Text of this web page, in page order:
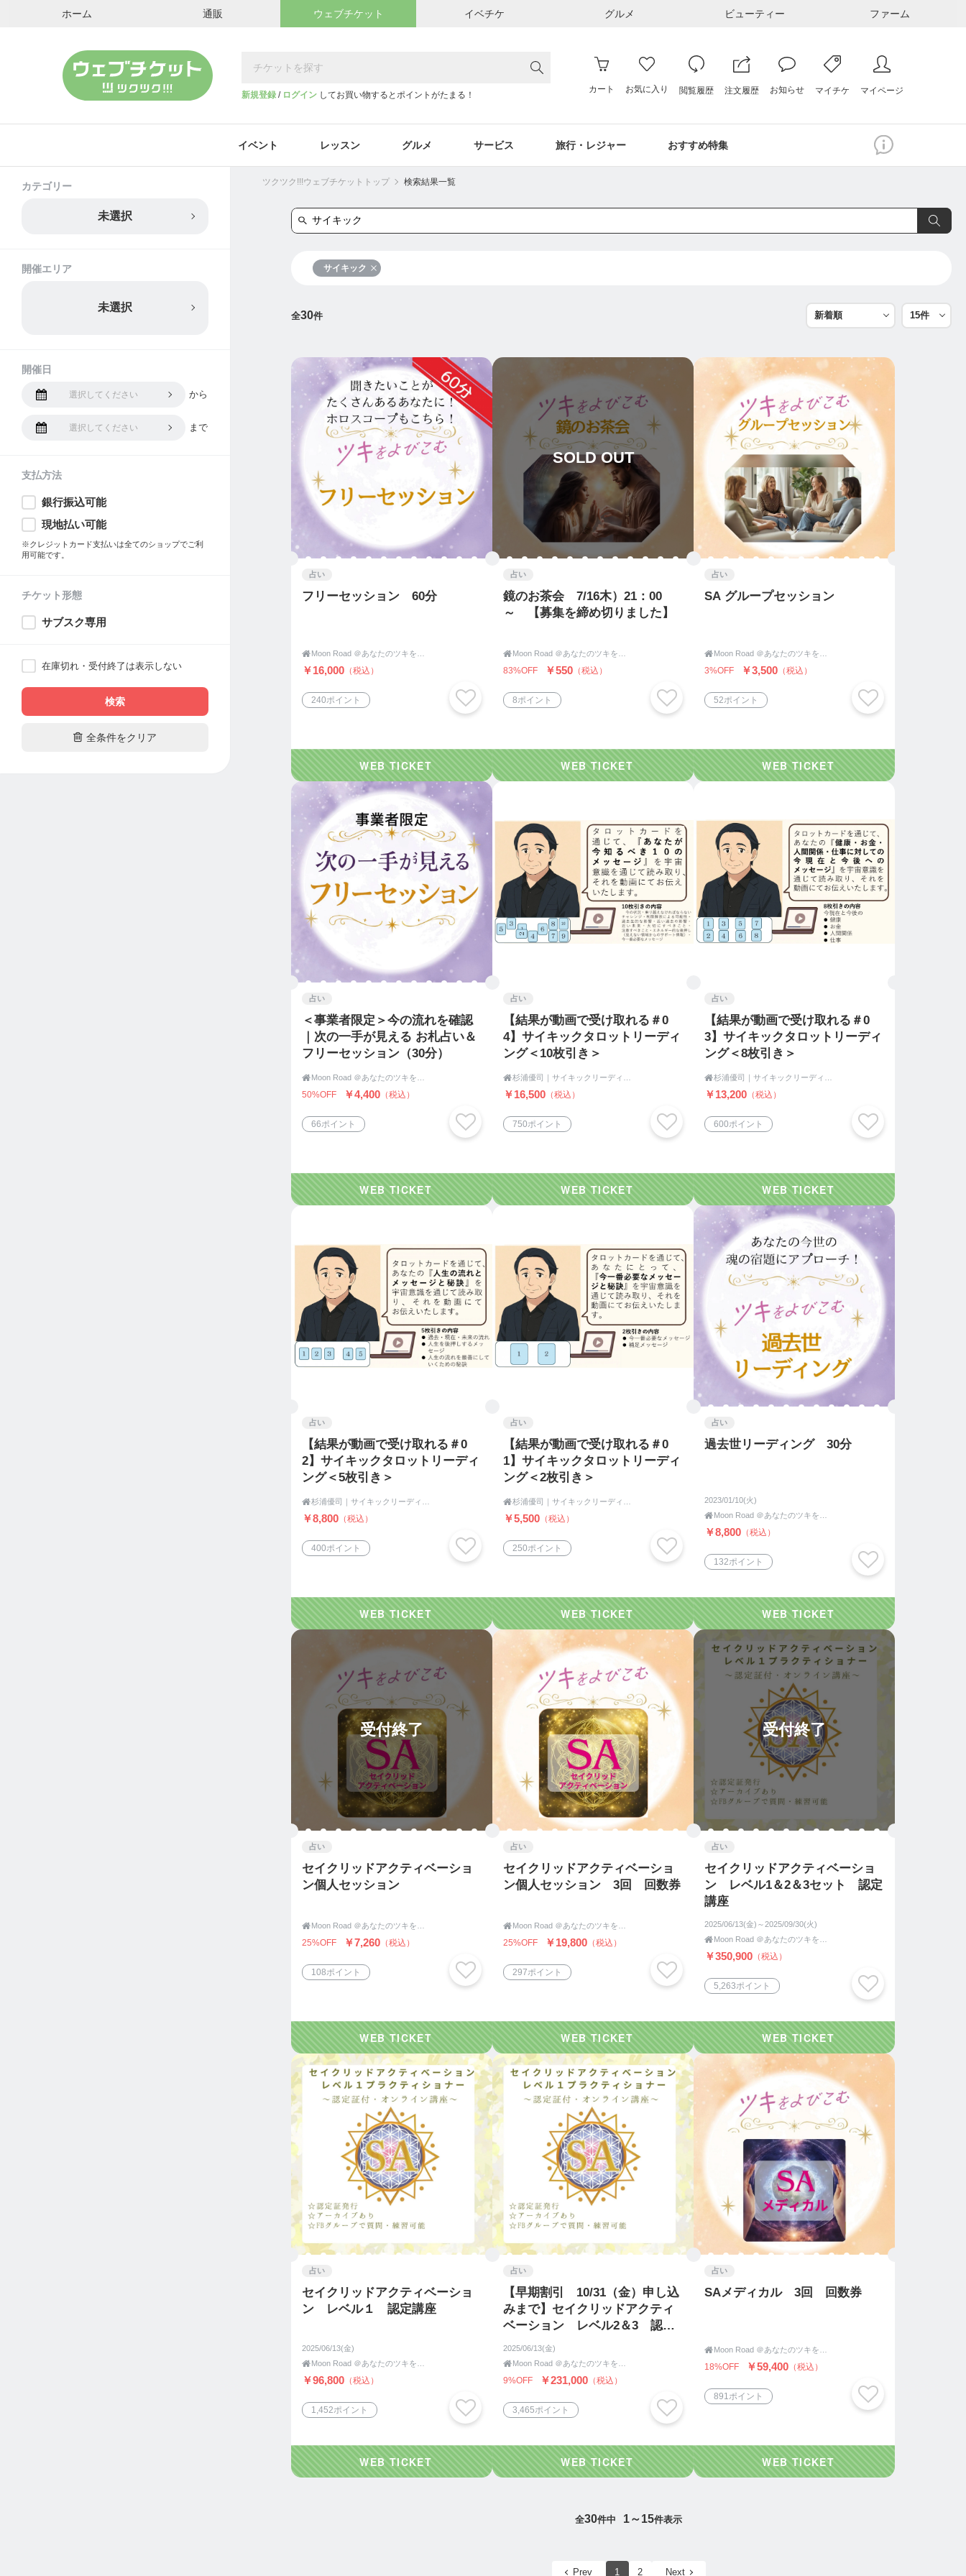
ホーム 通販 ウェブチケット イベチケ グルメ ビューティー ファーム
新規登録 / ログイン してお買い物するとポイントがたまる！
カート お気に入り 閲覧履歴 注文履歴 お知らせ マイチケ マイページ
イベント レッスン グルメ サービス 旅行・レジャー おすすめ特集
ツクツク!!!ウェブチケットトップ 検索結果一覧
サイキック
全30件
占い
フリーセッション 60分

￥16,000 （税込）
240ポイント
SOLD OUT
占い
鏡のお茶会 7/16木）21：00
～ 【募集を締め切りました】

83%OFF ￥550 （税込）
8ポイント
占い
SA グループセッション

3%OFF ￥3,500 （税込）
52ポイント
占い
＜事業者限定＞今の流れを確認
｜次の一手が見える お札占い＆
フリーセッション（30分）

50%OFF ￥4,400 （税込）
66ポイント
占い
【結果が動画で受け取れる＃0
4】サイキックタロットリーディ
ング＜10枚引き＞

￥16,500 （税込）
750ポイント
占い
【結果が動画で受け取れる＃0
3】サイキックタロットリーディ
ング＜8枚引き＞

￥13,200 （税込）
600ポイント
占い
【結果が動画で受け取れる＃0
2】サイキックタロットリーディ
ング＜5枚引き＞

￥8,800 （税込）
400ポイント
占い
【結果が動画で受け取れる＃0
1】サイキックタロットリーディ
ング＜2枚引き＞

￥5,500 （税込）
250ポイント
占い
過去世リーディング 30分
2023/01/10(火)

￥8,800 （税込）
132ポイント
受付終了
占い
セイクリッドアクティベーショ
ン個人セッション

25%OFF ￥7,260 （税込）
108ポイント
占い
セイクリッドアクティベーショ
ン個人セッション 3回 回数券

25%OFF ￥19,800 （税込）
297ポイント
受付終了
占い
セイクリッドアクティベーショ
ン レベル1＆2＆3セット 認定
講座
2025/06/13(金)～2025/09/30(火)

￥350,900 （税込）
5,263ポイント
占い
セイクリッドアクティベーショ
ン レベル１ 認定講座
2025/06/13(金)

￥96,800 （税込）
1,452ポイント
占い
【早期割引 10/31（金）申し込
みまで】セイクリッドアクティ
ベーション レベル2＆3 認定
2025/06/13(金)

9%OFF ￥231,000 （税込）
3,465ポイント
占い
SAメディカル 3回 回数券

18%OFF ￥59,400 （税込）
891ポイント
全30件中 1～15件表示
Prev 1 2 Next
カテゴリー
未選択
開催エリア
未選択
開催日
選択してください から
選択してください まで
支払方法
銀行振込可能
現地払い可能
※クレジットカード支払いは全てのショップでご利
用可能です。
チケット形態
サブスク専用
在庫切れ・受付終了は表示しない
検索
 全条件をクリア